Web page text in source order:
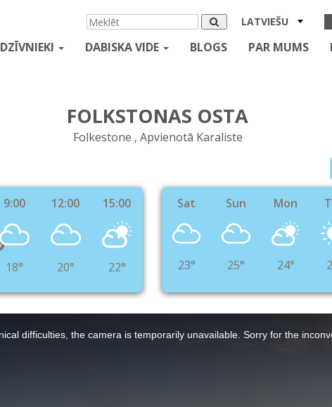
LATVIEŠU
DZĪVNIEKI DABISKA VIDE BLOGS PAR MUMS
FOLKSTONAS OSTA
Folkestone , Apvienotā Karaliste
9:00
18°
12:00
20°
15:00
22°
Sat
23°
Sun
25°
Mon
24°
difficulties, the camera is temporarily unavailable. Sorry for the